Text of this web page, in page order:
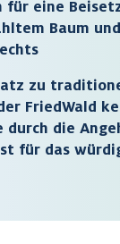
für eine
Baum
zu
FriedWald
durch die
für das